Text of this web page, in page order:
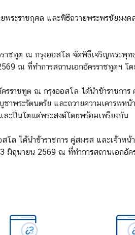
ระราชกุศล และพิธีถวายพระพรชัยมง
าชทูต ณ กรุงออสโล จัดพิธีเจริญพระพุ
ณ ที่ทำการสถานเอกอัครราชทูตฯ
รราชทูต ณ กรุงออสโล ได้นำข้าราชกา
าพระรัตนตรัย และถวายความเคารพห
ละปิ่นโตแด่พระสงฆ์โดยพร้อมเพรียงกัน
โล ได้นำข้าราชการ คู่สมรส และเจ้าห
มิถุนายน 2569 ณ ที่ทำการสถานเอกอั